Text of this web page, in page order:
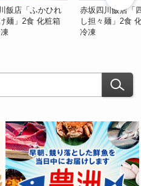
飯店「ふかひれ
麺」2食 化粧箱
赤坂四川飯店「
し担々麺」2食
冷凍